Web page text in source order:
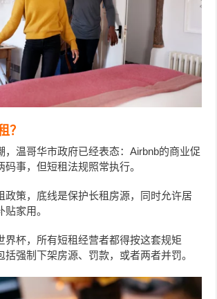
？
，温哥华市政府已经表态：Airbnb的商业促
事，但短租法规照常执行。
政策，底线是保护长租房源，同时允许居
家用。
界杯，所有短租经营者都得按这套规矩
括强制下架房源、罚款，或者两者并罚。